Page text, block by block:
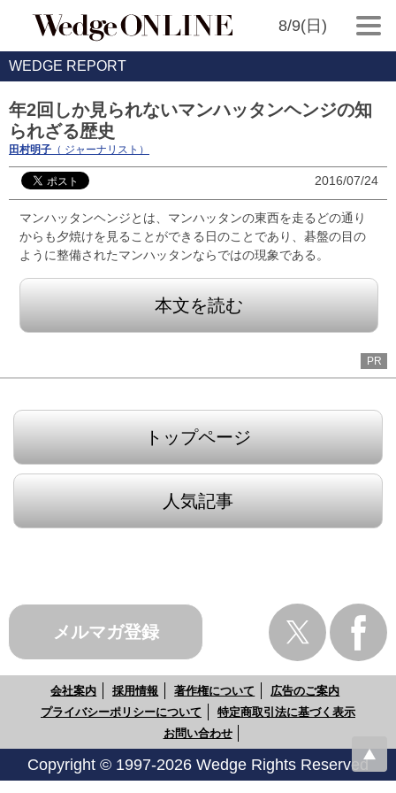
8/9(日)
WEDGE REPORT
年2回しか見られないマンハッタンヘンジの知
られざる歴史
田村明子 （ ジャーナリスト）
2016/07/24
マンハッタンヘンジとは、マンハッタンの東西を走るどの通り
からも夕焼けを見ることができる日のことであり、碁盤の目の
ように整備されたマンハッタンならではの現象である。
本文を読む
PR
トップページ
人気記事
メルマガ登録
会社案内 採用情報 著作権について
広告のご案内
プライバシーポリシーについて
特定商取引法に基づく表示
お問い合わせ
Copyright © 1997-2026 Wedge Rights Reserved